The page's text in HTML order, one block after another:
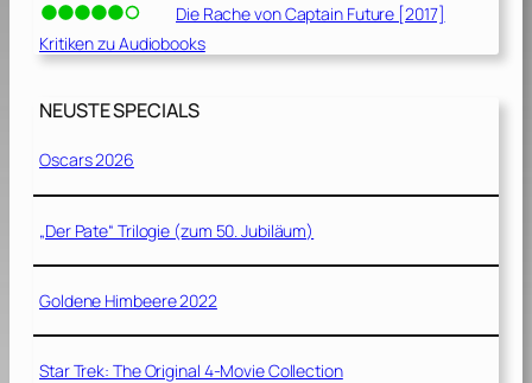
Die Rache von Captain Future [2017]
Kritiken zu Audiobooks
NEUSTE SPECIALS
Oscars 2026
„Der Pate“ Trilogie (zum 50. Jubiläum)
Goldene Himbeere 2022
Star Trek: The Original 4-Movie Collection